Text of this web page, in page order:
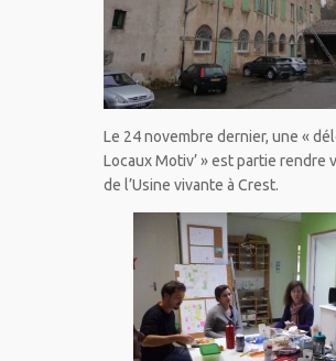
Le 24 novembre dernier, une «
Locaux Motiv’ » est partie rendre
de l’Usine vivante à Crest.